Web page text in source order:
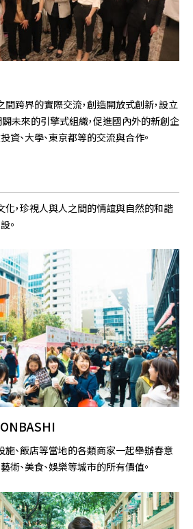
跨界的實際交流，創造開放式創新，設立
未來的引擎式組織，促進國內外的新創企
資、大學、東京都等的交流與合作。
，珍視人與人之間的情誼與自然的和諧
。
、飯店等當地的各類商家一起舉辦春意
術、美食、娛樂等城市的所有價值。